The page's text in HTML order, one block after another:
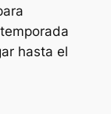
hasta el